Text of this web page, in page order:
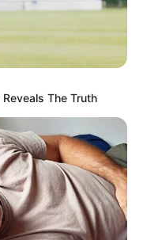
The Truth